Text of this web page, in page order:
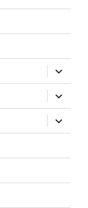
위
메
확
장
위
메
확
장
위
메
장